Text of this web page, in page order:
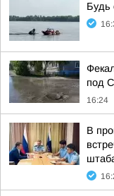
Будь
под
16:24
В